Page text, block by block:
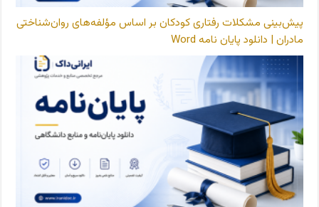
پیش‌بینی مشکلات رفتاری کودکان بر اساس مؤلفه‌های روان‌شناختی
مادران | دانلود پایان نامه Word